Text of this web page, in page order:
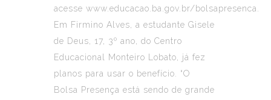
acesse www.educacao.ba.gov.br/bolsapresenca
Em Firmino Alves, a estudante Gisele
de Deus, 17, 3º ano, do Centro
Educacional Monteiro Lobato, já fez
planos para usar o benefício. “O
Bolsa Presença está sendo de grande